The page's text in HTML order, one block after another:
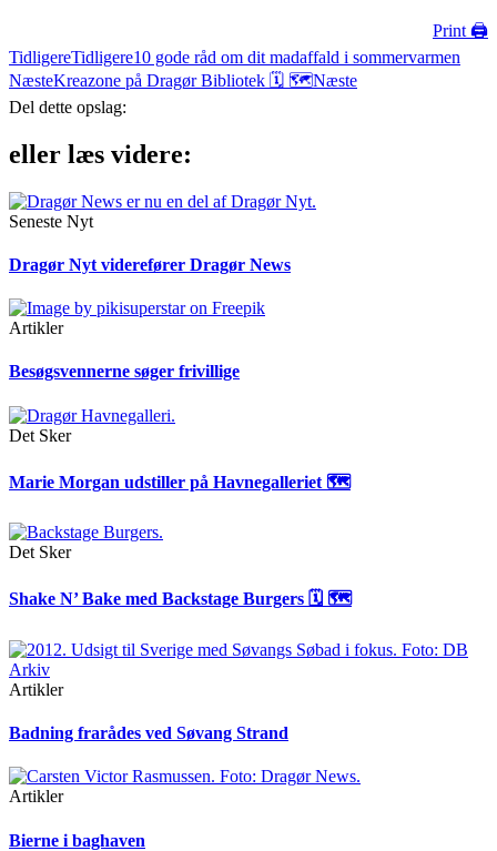
Print 🖨
TidligereTidligere10 gode råd om dit madaffald i sommervarmen
NæsteKreazone på Dragør Bibliotek 🗓 🗺Næste
Del dette opslag:
eller læs videre:
Seneste Nyt
Dragør Nyt viderefører Dragør News
Artikler
Besøgsvennerne søger frivillige
Det Sker
Marie Morgan udstiller på Havnegalleriet 🗺
Det Sker
Shake N’ Bake med Backstage Burgers 🗓 🗺
Artikler
Badning frarådes ved Søvang Strand
Artikler
Bierne i baghaven